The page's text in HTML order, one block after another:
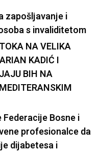
zapošljavanje i
s invaliditetom
NA VELIKA
KADIĆ I
BIH NA
Bosne i
profesionalce da
dijabetesa i